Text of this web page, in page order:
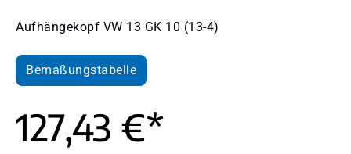
Aufhängekopf VW 13 GK 10 (13-4)
Bemaßungstabelle
127,43 €*